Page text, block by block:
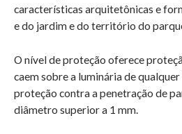
características arquitetônicas e
e do jardim e do território do
O nível de proteção oferece
caem sobre a luminária de
proteção contra a penetração de
diâmetro superior a 1 mm.